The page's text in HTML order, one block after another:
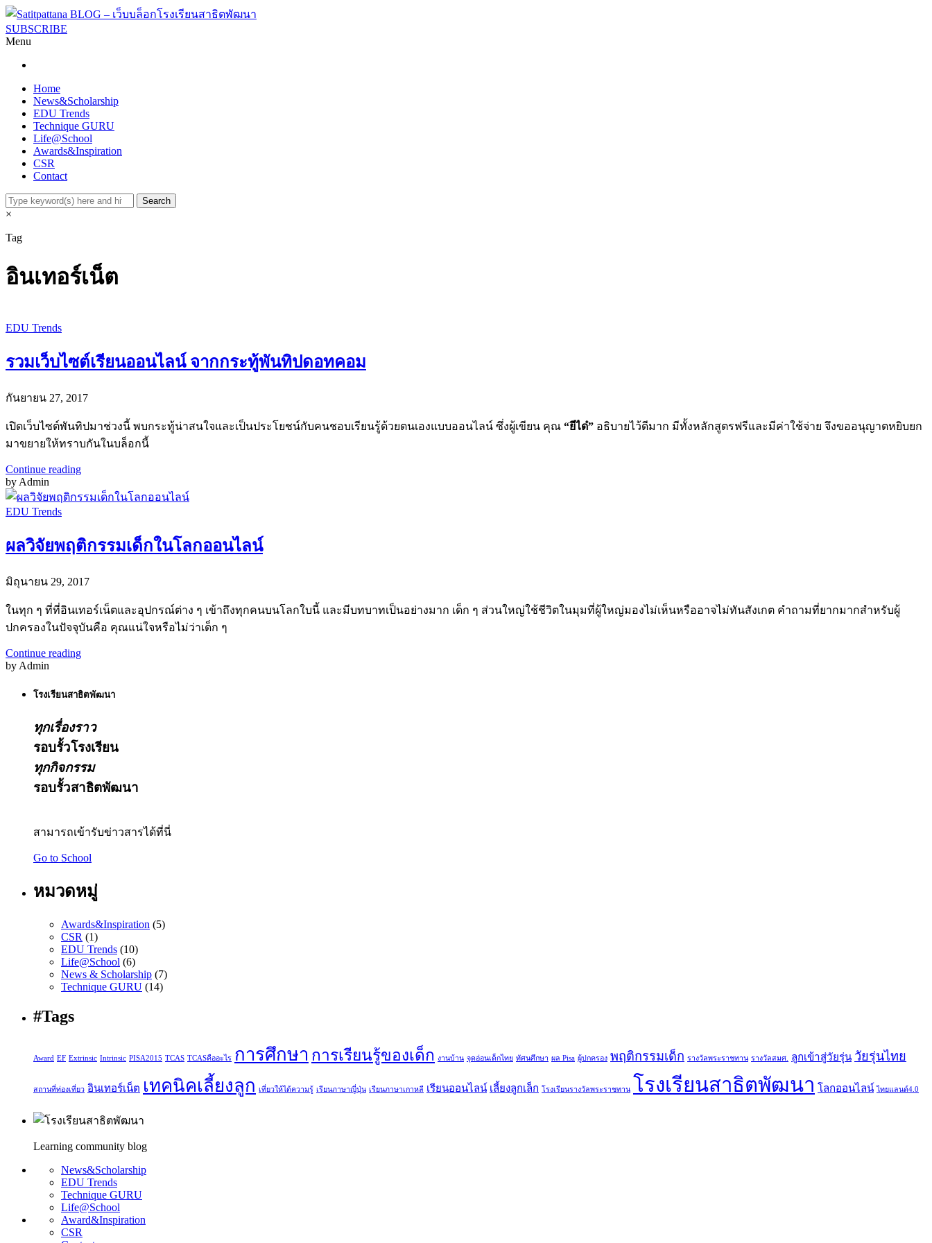
SUBSCRIBE
Menu
Home
News&Scholarship
EDU Trends
Technique GURU
Life@School
Awards&Inspiration
CSR
Contact
×
Tag
อินเทอร์เน็ต
EDU Trends
รวมเว็บไซต์เรียนออนไลน์ จากกระทู้พันทิปดอทคอม
กันยายน 27, 2017
เปิดเว็บไซต์พันทิปมาช่วงนี้ พบกระทู้น่าสนใจและเป็นประโยชน์กับคนชอบเรียนรู้ด้วยตนเองแบบออนไลน์ ซึ่งผู้เขียน คุณ “ยีได๋” อธิบายไว้ดีมาก มีทั้งหลักสูตรฟรีและมีค่าใช้จ่าย จึงขออนุญาตหยิบยก
มาขยายให้ทราบกันในบล็อกนี้
Continue reading
by Admin
EDU Trends
ผลวิจัยพฤติกรรมเด็กในโลกออนไลน์
มิถุนายน 29, 2017
ในทุก ๆ ที่ที่อินเทอร์เน็ตและอุปกรณ์ต่าง ๆ เข้าถึงทุกคนบนโลกใบนี้ และมีบทบาทเป็นอย่างมาก เด็ก ๆ ส่วนใหญ่ใช้ชีวิตในมุมที่ผู้ใหญ่มองไม่เห็นหรืออาจไม่ทันสังเกต คำถามที่ยากมากสำหรับผู้
ปกครองในปัจจุบันคือ คุณแน่ใจหรือไม่ว่าเด็ก ๆ
Continue reading
by Admin
โรงเรียนสาธิตพัฒนา
ทุกเรื่องราว
รอบรั้วโรงเรียน
ทุกกิจกรรม
รอบรั้วสาธิตพัฒนา
สามารถเข้ารับข่าวสารได้ที่นี่
Go to School
หมวดหมู่
Awards&Inspiration (5)
CSR (1)
EDU Trends (10)
Life@School (6)
News & Scholarship (7)
Technique GURU (14)
#Tags
Award EF Extrinsic Intrinsic PISA2015 TCAS TCASคืออะไร การศึกษา การเรียนรู้ของเด็ก งานบ้าน จุดอ่อนเด็กไทย ทัศนศึกษา ผล Pisa ผู้ปกครอง พฤติกรรมเด็ก รางวัลพระราชทาน รางวัลสมศ. ลูกเข้าสู่วัยรุ่น วัยรุ่นไทย
สถานที่ท่องเที่ยว อินเทอร์เน็ต เทคนิคเลี้ยงลูก เที่ยวให้ได้ความรู้ เรียนภาษาญี่ปุ่น เรียนภาษาเกาหลี เรียนออนไลน์ เลี้ยงลูกเล็ก โรงเรียนรางวัลพระราชทาน โรงเรียนสาธิตพัฒนา โลกออนไลน์ ไทยแลนด์4.0
Learning community blog
News&Scholarship
EDU Trends
Technique GURU
Life@School
Award&Inspiration
CSR